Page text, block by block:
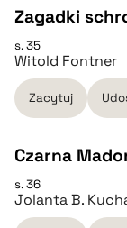
BIBTEX
pobierz cytat
CZYSTY TEKST
pobierz cytat
BIBTEX
pobierz cytat
Zagadki
s. 35
Witold Fontner
Zacytuj
CZYSTY TEKST
Czarna
s. 36
Jolanta B.